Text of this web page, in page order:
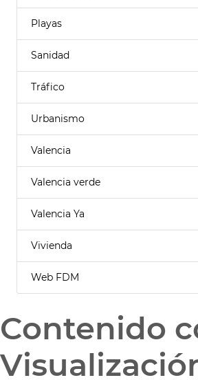
Playas
Sanidad
Tráfico
Urbanismo
Valencia
Valencia verde
Valencia Ya
Vivienda
Web FDM
Contenido